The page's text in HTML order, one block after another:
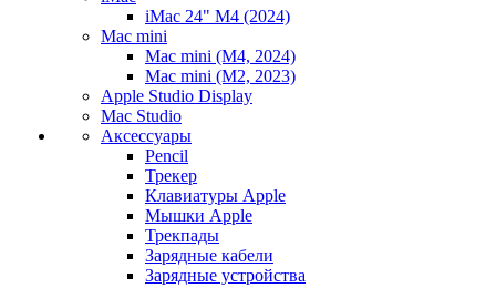
iMac 24" M4 (2024)
Mac mini
Mac mini (M4, 2024)
Mac mini (M2, 2023)
Apple Studio Display
Mac Studio
Аксессуары
Pencil
Трекер
Клавиатуры Apple
Мышки Apple
Трекпады
Зарядные кабели
Зарядные устройства